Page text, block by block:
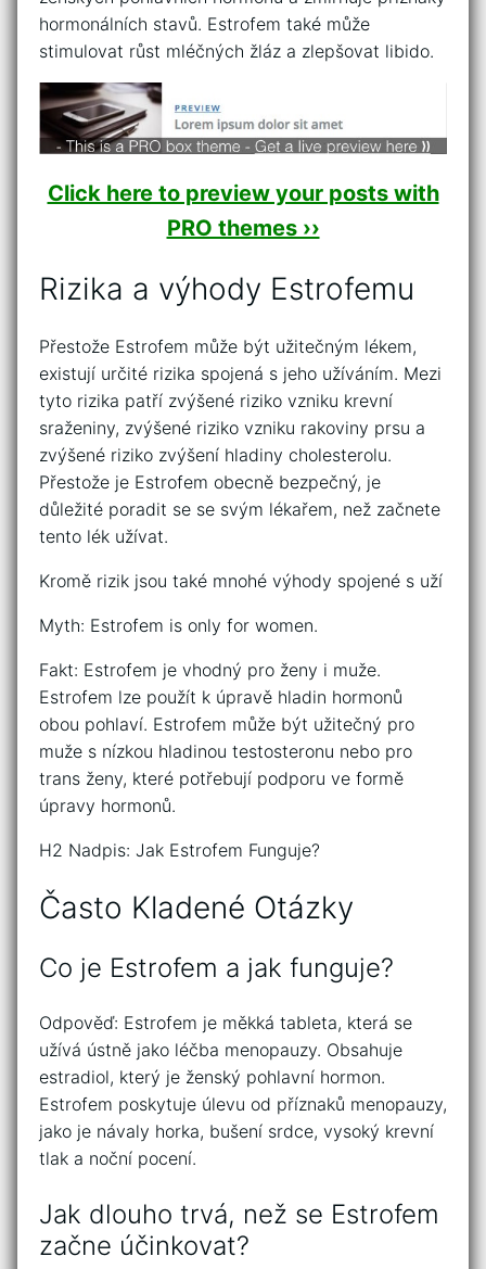
hormonálních stavů. Estrofem také může
stimulovat růst mléčných žláz a zlepšovat libido.
Click here to preview your posts with
PRO themes ››
Rizika a výhody Estrofemu
Přestože Estrofem může být užitečným lékem,
existují určité rizika spojená s jeho užíváním. Mezi
tyto rizika patří zvýšené riziko vzniku krevní
sraženiny, zvýšené riziko vzniku rakoviny prsu a
zvýšené riziko zvýšení hladiny cholesterolu.
Přestože je Estrofem obecně bezpečný, je
důležité poradit se se svým lékařem, než začnete
tento lék užívat.
Kromě rizik jsou také mnohé výhody spojené s uží
Myth: Estrofem is only for women.
Fakt: Estrofem je vhodný pro ženy i muže.
Estrofem lze použít k úpravě hladin hormonů
obou pohlaví. Estrofem může být užitečný pro
muže s nízkou hladinou testosteronu nebo pro
trans ženy, které potřebují podporu ve formě
úpravy hormonů.
H2 Nadpis: Jak Estrofem Funguje?
Často Kladené Otázky
Co je Estrofem a jak funguje?
Odpověď: Estrofem je měkká tableta, která se
užívá ústně jako léčba menopauzy. Obsahuje
estradiol, který je ženský pohlavní hormon.
Estrofem poskytuje úlevu od příznaků menopauzy,
jako je návaly horka, bušení srdce, vysoký krevní
tlak a noční pocení.
Jak dlouho trvá, než se Estrofem
začne účinkovat?